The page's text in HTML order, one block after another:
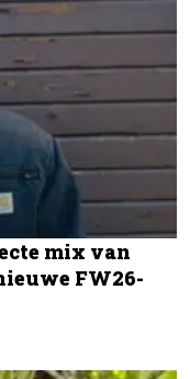
mix van
FW26-